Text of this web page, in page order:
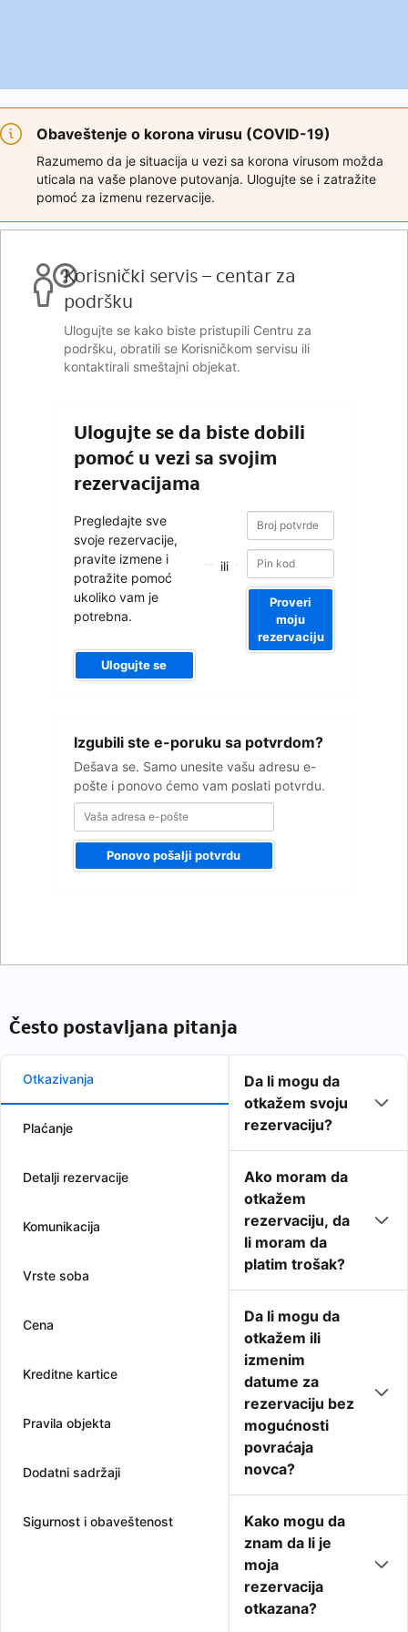
Obaveštenje o korona virusu (COVID-19)
Razumemo da je situacija u vezi sa korona virusom možda
uticala na vaše planove putovanja. Ulogujte se i zatražite
pomoć za izmenu rezervacije.
Korisnički servis – centar za
podršku
Ulogujte se kako biste pristupili Centru za
podršku, obratili se Korisničkom servisu ili
kontaktirali smeštajni objekat.
Ulogujte se da biste dobili
pomoć u vezi sa svojim
rezervacijama
Pregledajte sve
svoje rezervacije,
pravite izmene i
potražite pomoć
ukoliko vam je
potrebna.
Ulogujte se
ili
Broj
potvrde
Broj
potvrde
Proveri
moju
rezervaciju
Izgubili ste e-poruku sa potvrdom?
Dešava se. Samo unesite vašu adresu e-
pošte i ponovo ćemo vam poslati potvrdu.
adresa
pošte
Ponovo pošalji potvrdu
Često postavljana pitanja
Otkazivanja
Plaćanje
Detalji rezervacije
Komunikacija
Vrste soba
Cena
Kreditne kartice
Pravila objekta
Dodatni sadržaji
Sigurnost i obaveštenost
Da li mogu da
otkažem svoju
rezervaciju?
Ako moram da
otkažem
rezervaciju, da
li moram da
platim trošak?
Da li mogu da
otkažem ili
izmenim
datume za
rezervaciju bez
mogućnosti
povraćaja
novca?
Kako mogu da
znam da li je
moja
rezervacija
otkazana?